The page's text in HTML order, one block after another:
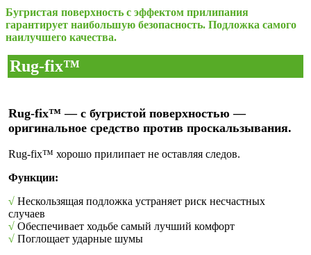
Бугристая поверхность с эффектом прилипания
гарантирует наибольшую безопасность. Подложка самого
наилучшего качества.
Rug-fix™
Rug-fix™ — с бугристой поверхностью —
оригинальное средство против проскальзывания.
Rug-fix™ хорошо прилипает не оставляя следов.
Функции:
√ Нескользящая подложка устраняет риск несчастных
случаев
√ Обеспечивает ходьбе самый лучший комфорт
√ Поглощает ударные шумы